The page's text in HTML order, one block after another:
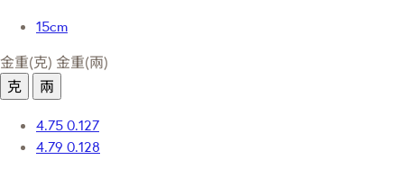
15cm
金重(克) 金重(兩)
克
兩
4.75 0.127
4.79 0.128